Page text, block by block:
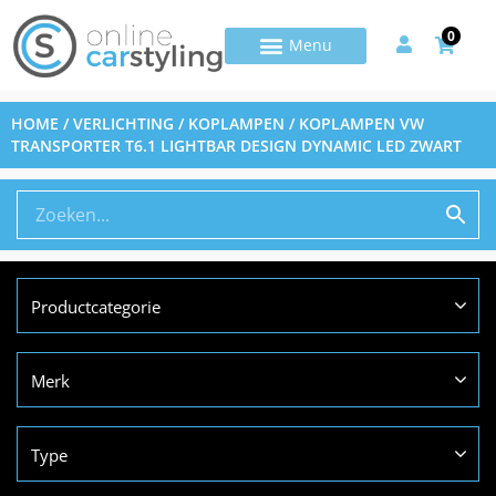
0
HOME /VERLICHTING / KOPLAMPEN / KOPLAMPEN VW
TRANSPORTER T6.1 LIGHTBAR DESIGN DYNAMIC LED ZWART
Productcategorie
Merk
Type